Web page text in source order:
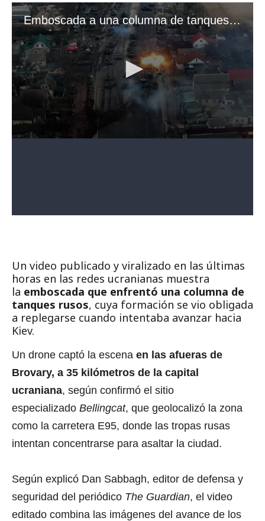
Un video publicado y viralizado en las últimas
horas en las redes ucranianas muestra
la emboscada que enfrentó una columna de
tanques rusos, cuya formación se vio obligada
a replegarse cuando intentaba avanzar hacia
Kiev.
Un drone captó la escena en las afueras de
Brovary, a 35 kilómetros de la capital
ucraniana, según confirmó el sitio
especializado Bellingcat, que geolocalizó la zona
como la carretera E95, donde las tropas rusas
intentan concentrarse para asaltar la ciudad.
Según explicó Dan Sabbagh, editor de defensa y
seguridad del periódico The Guardian, el video
editado combina las imágenes del avance de los